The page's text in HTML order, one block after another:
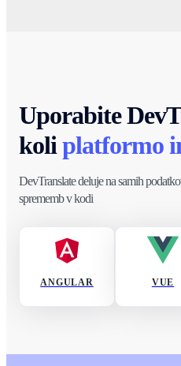
Uporabite
koliplatformo
DevTranslate deluje na samih
sprememb v kodi
ANGULAR VUE